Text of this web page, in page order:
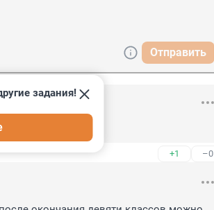
Отправить
+1 –0
задания!